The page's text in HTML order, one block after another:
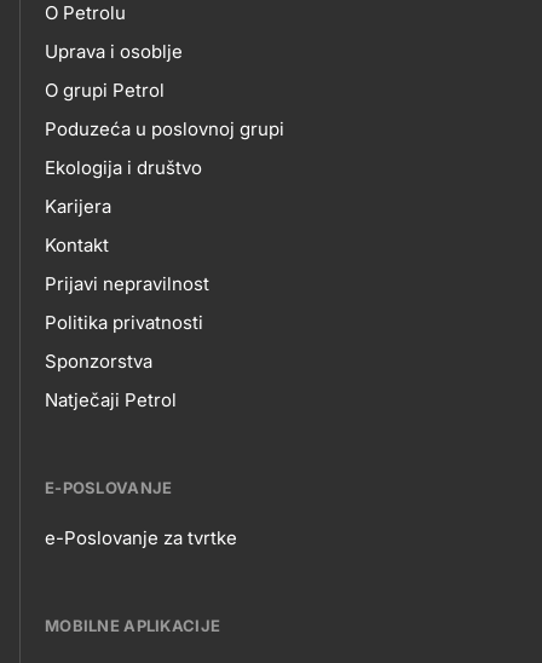
skupno.footer-
title???
O
NAMA
O Petrolu
Uprava i osoblje
O grupi Petrol
Poduzeća u poslovnoj grupi
Ekologija i društvo
Karijera
Kontakt
Prijavi nepravilnost
Politika privatnosti
Sponzorstva
Natječaji Petrol
E-POSLOVANJE
POSLOVANJE
e-Poslovanje za tvrtke
MOBILNE APLIKACIJE